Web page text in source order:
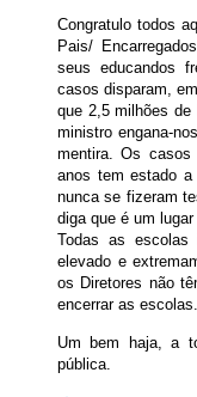
Congratulo todos
Pais/
seus educandos
casos disparam,
que 2,5 milhões
ministro engana-
mentira. Os
anos tem estado
nunca se fizeram
diga que é um lugar
Todas as escolas
elevado e
os Diretores não
encerrar as escolas.
Um bem haja, a
pública.